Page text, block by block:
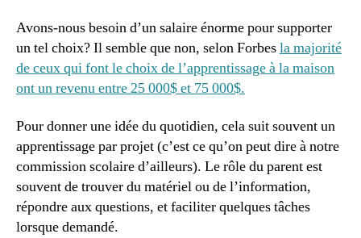
Avons-nous besoin d’un salaire énorme pour supporter
un tel choix? Il semble que non, selon Forbesla majorité
de ceux qui font le choix de l’apprentissage à la maison
ont un revenu entre 25 000$ et 75 000$.
Pour donner une idée du quotidien, cela suit souvent un
apprentissage par projet (c’est ce qu’on peut dire à notre
commission scolaire d’ailleurs). Le rôle du parent est
souvent de trouver du matériel ou de l’information,
répondre aux questions, et faciliter quelques tâches
lorsque demandé.